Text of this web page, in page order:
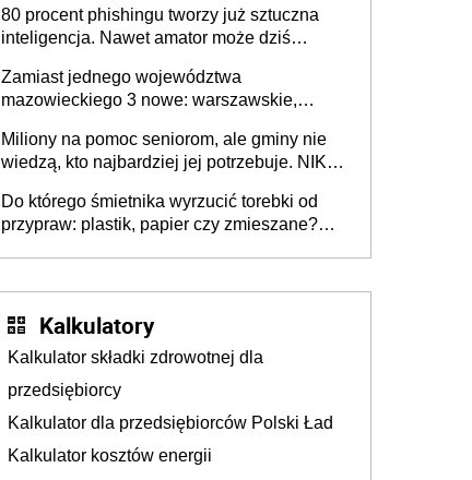
80 procent phishingu tworzy już sztuczna
inteligencja. Nawet amator może dziś
Zamiast jednego województwa
mazowieckiego 3 nowe: warszawskie,
Europie nie ma tak dużych jednostek
stołecznych
Miliony na pomoc seniorom, ale gminy nie
wiedzą, kto najbardziej jej potrzebuje. NIK
Do którego śmietnika wyrzucić torebki od
przypraw: plastik, papier czy zmieszane?
Kalkulatory
Kalkulator składki zdrowotnej dla
przedsiębiorcy
Kalkulator dla przedsiębiorców Polski Ład
Kalkulator kosztów energii